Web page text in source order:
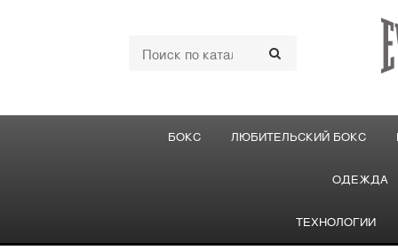
БОКС ЛЮБИТЕЛЬСКИЙ БОКС
ОДЕЖДА
ТЕХНОЛОГИИ